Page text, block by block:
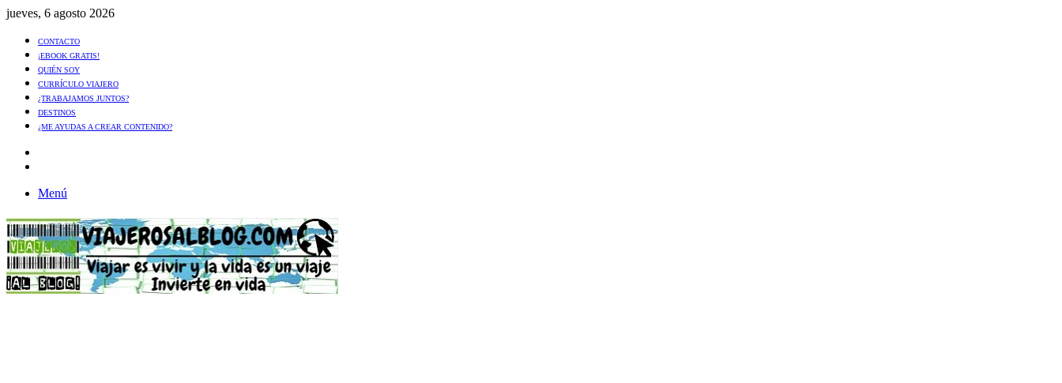
jueves, 6 agosto 2026
CONTACTO
¡EBOOK GRATIS!
QUIÉN SOY
CURRÍCULO VIAJERO
¿TRABAJAMOS JUNTOS?
DESTINOS
¿ME AYUDAS A CREAR CONTENIDO?
Menú